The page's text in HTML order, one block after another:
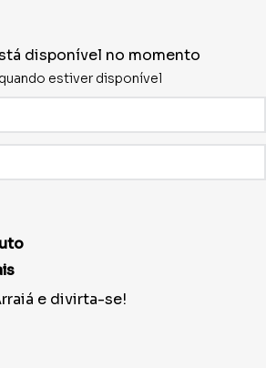
disponível no momento
estiver disponível
e divirta-se!